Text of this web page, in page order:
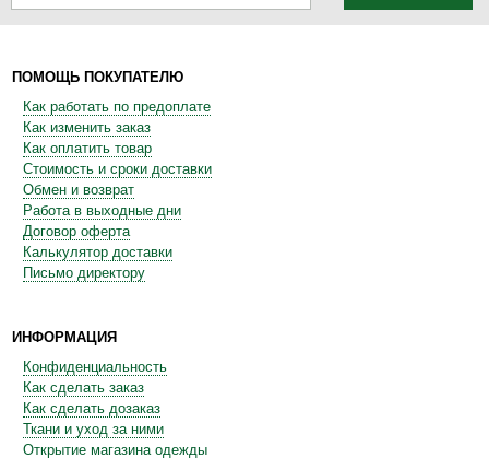
ПОМОЩЬ ПОКУПАТЕЛЮ
Как работать по предоплате
Как изменить заказ
Как оплатить товар
Стоимость и сроки доставки
Обмен и возврат
Работа в выходные дни
Договор оферта
Калькулятор доставки
Письмо директору
ИНФОРМАЦИЯ
Конфиденциальность
Как сделать заказ
Как сделать дозаказ
Ткани и уход за ними
Открытие магазина одежды